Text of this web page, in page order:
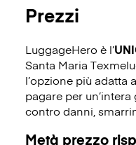
Prezzi
LuggageHero è l’
Santa Maria
l’opzione più adatta
pagare per
contro danni,
Metà prezzo